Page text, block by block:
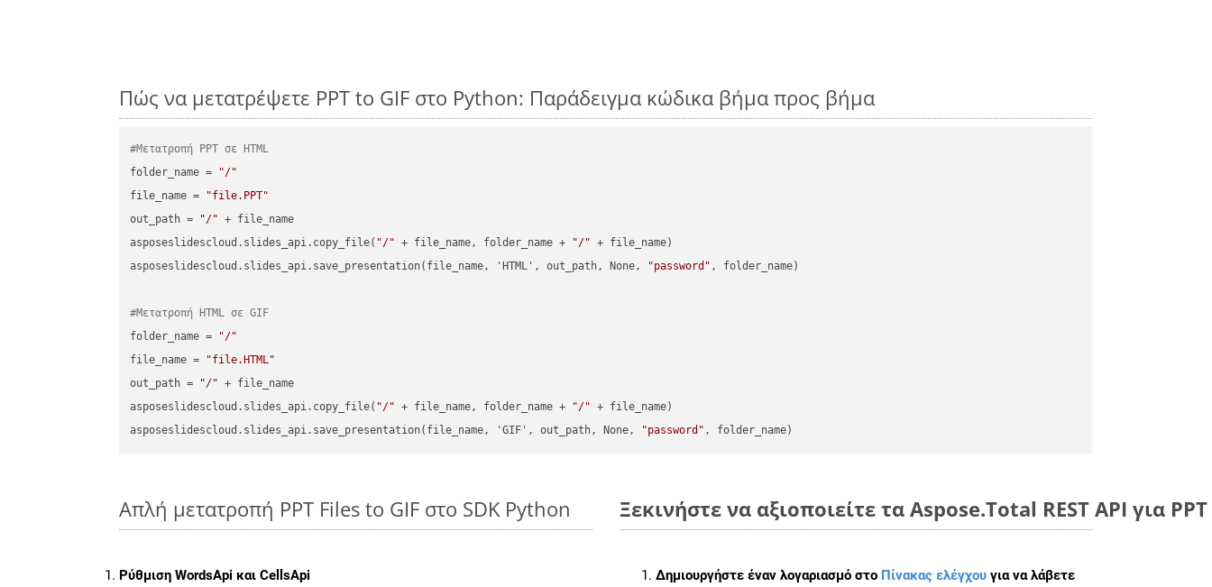
Πώς να μετατρέψετε PPT to GIF στο Python: Παράδειγμα κώδικα βήμα προς βήμα
#Μετατροπή PPT σε HTML
folder_name =
"/"
file_name =
"file.PPT"
out_path =
"/" + file_name
asposeslidescloud.slides_api.copy_file( "/" + file_name, folder_name + "/" + file_name)
asposeslidescloud.slides_api.save_presentation(file_name, 'HTML', out_path, None,
"password" , folder_name)
#Μετατροπή HTML σε GIF
folder_name =
"/"
file_name =
"file.HTML"
out_path =
"/" + file_name
asposeslidescloud.slides_api.copy_file( "/" + file_name, folder_name + "/" + file_name)
asposeslidescloud.slides_api.save_presentation(file_name, 'GIF', out_path, None,
"password"
Απλή μετατροπή PPT Files to GIF στο SDK Python
Ρύθμιση WordsApi και CellsApi
Ξεκινήστε να αξιοποιείτε τα Aspose.Total REST API για
Δημιουργήστε έναν λογαριασμό στο Πίνακας ελέγχου για να λάβετε